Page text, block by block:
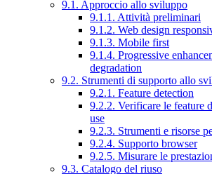
9.1. Approccio allo sviluppo
9.1.1. Attività preliminari
9.1.2. Web design
9.1.3. Mobile first
9.1.4. Progressive
degradation
9.2. Strumenti di supporto allo
9.2.1. Feature detection
9.2.2. Verificare le feature
use
9.2.3. Strumenti e risorse
9.2.4. Supporto browser
9.2.5. Misurare le
9.3. Catalogo del riuso